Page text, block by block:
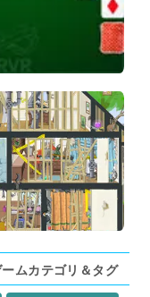
ムカテゴリ＆タグ